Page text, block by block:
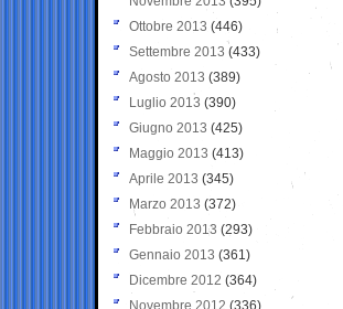
Ottobre 2013 (446)
Settembre 2013 (433)
Agosto 2013 (389)
Luglio 2013 (390)
Giugno 2013 (425)
Maggio 2013 (413)
Aprile 2013 (345)
Marzo 2013 (372)
Febbraio 2013 (293)
Gennaio 2013 (361)
Dicembre 2012 (364)
Novembre 2012 (336)